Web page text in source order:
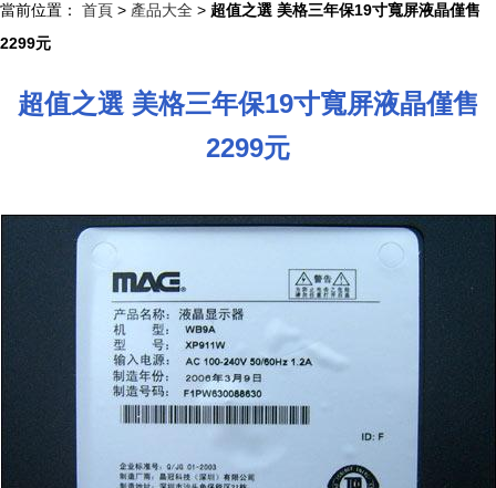
當前位置： 首頁 > 產品大全 > 超值之選 美格三年保19寸寬屏液晶僅售
2299元
超值之選 美格三年保19寸寬屏液晶僅售
2299元